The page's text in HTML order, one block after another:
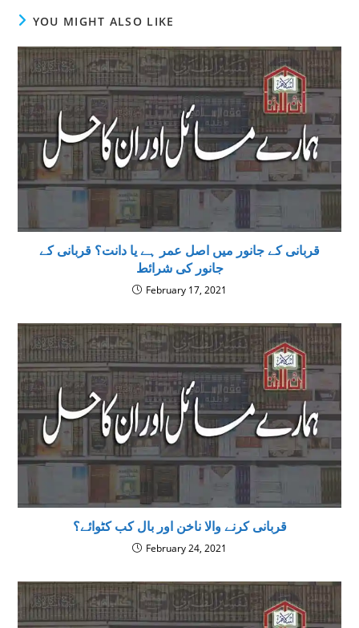
YOU MIGHT ALSO LIKE
قربانی کے جانور میں اصل عمر ہے یا دانت؟ قربانی کے
جانور کی شرائط
February 17, 2021
قربانی کرنے والا ناخن اور بال کب کٹوائے؟
February 24, 2021